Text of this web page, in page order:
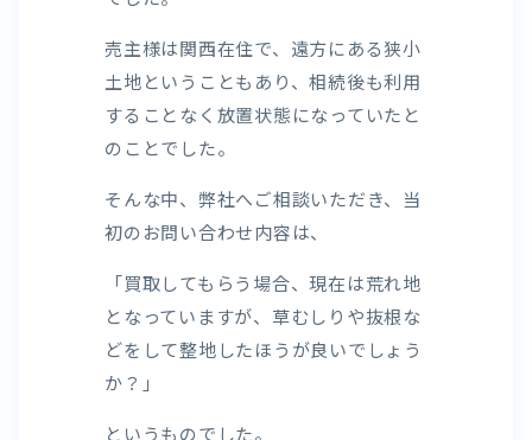
売主様は関西在住で、遠方にある狭小
土地ということもあり、相続後も利用
することなく放置状態になっていたと
のことでした。
そんな中、弊社へご相談いただき、当
初のお問い合わせ内容は、
「買取してもらう場合、現在は荒れ地
となっていますが、草むしりや抜根な
どをして整地したほうが良いでしょう
か？」
というものでした。